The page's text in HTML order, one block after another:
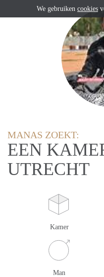
MANAS ZOEKT:
EEN
UTRECHT
Kamer
Man
We gebruiken cookies